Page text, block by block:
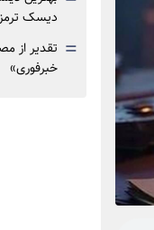
دیسک ترمز
= تقدیر از
خبرفوری»